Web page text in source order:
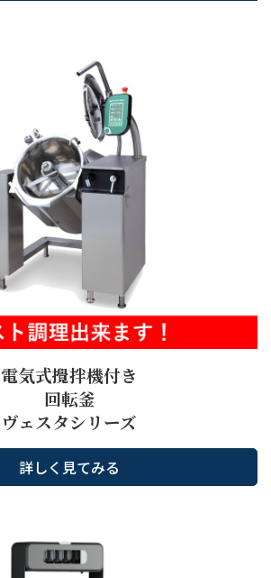
電気式攪拌機付き
回転釜
ヴェスタシリーズ
詳しく見てみる